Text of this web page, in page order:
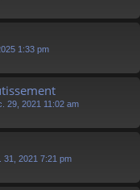
1:33 pm
29, 2021 11:02 am
31, 2021 7:21 pm